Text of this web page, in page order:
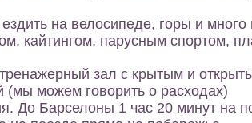
на велосипеде, горы и
кайтингом, парусным спортом,
зал с крытым и
(мы можем говорить о расходах)
До Барселоны 1 час 20 минут на